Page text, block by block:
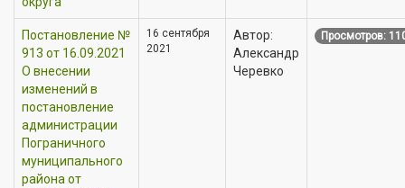
Постановление №
913 от 16.09.2021
О внесении
изменений в
постановление
администрации
Пограничного
муниципального
района от
16 сентября
2021
Автор:
Александр
Черевко
Просмотров: